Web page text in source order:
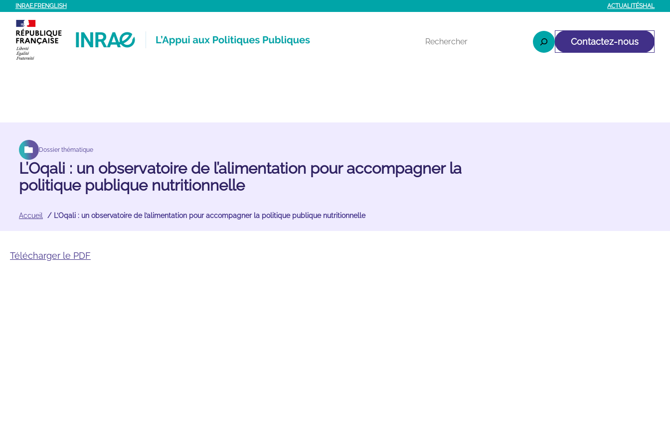
Aller
contenu
INRAE.FRENGLISH ACTUALITÉSHAL
Rechercher Contactez-nous
Dossier thématique
L’Oqali : un observatoire de l’alimentation pour accompagner la
politique publique nutritionnelle
Accueil L’Oqali : un observatoire de l’alimentation pour accompagner la politique publique nutritionnelle
Télécharger le PDF